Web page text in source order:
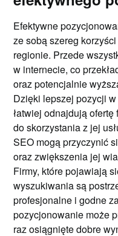
Efektywne
ze sobą szereg
regionie. Przede
w internecie, co
oraz potencjalnie
Dzięki lepszej pozycji
łatwiej odnajdują
do skorzystania z jej
SEO mogą przyczynić
oraz zwiększenia jej
Firmy, które pojawiają
wyszukiwania są
profesjonalne i godne
pozycjonowanie może
raz osiągnięte dobre